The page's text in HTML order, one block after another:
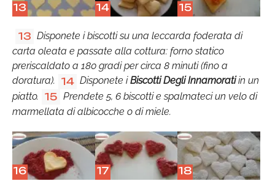
13 14 15
13 Disponete i biscotti su una leccarda foderata di
carta oleata e passate alla cottura: forno statico
preriscaldato a 180 gradi per circa 8 minuti (fino a
doratura). 14 Disponete iBiscotti Degli Innamoratiin un
piatto. 15 Prendete 5, 6 biscotti e spalmateci un velo di
marmellata di albicocche o di miele.
16 17 18